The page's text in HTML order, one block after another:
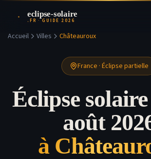
eclipse-solaire
.FR · GUIDE 2026
Accueil Villes Châteauroux
France · Éclipse partielle
Éclipse
août
à